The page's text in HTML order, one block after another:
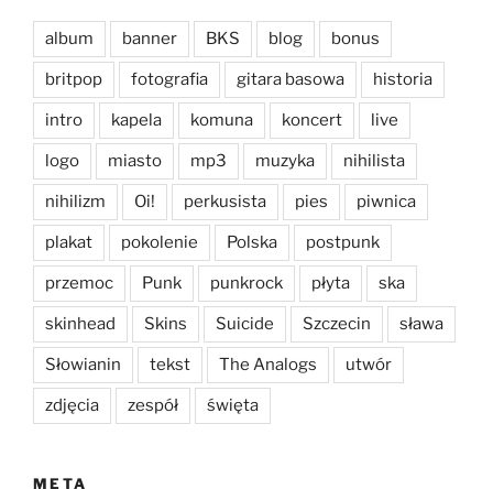
album banner BKS blog bonus
britpop fotografia gitara basowa historia
intro kapela komuna koncert live
logo miasto mp3 muzyka nihilista
nihilizm Oi! perkusista pies piwnica
plakat pokolenie Polska postpunk
przemoc Punk punkrock płyta ska
skinhead Skins Suicide Szczecin sława
Słowianin tekst The Analogs utwór
zdjęcia zespół święta
META